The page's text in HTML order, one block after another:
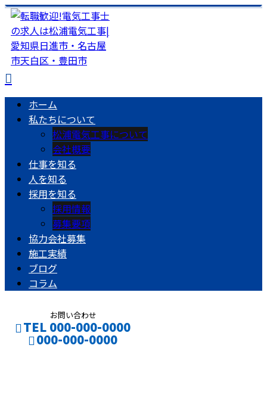
ホーム
私たちについて
松浦電気工事について
会社概要
仕事を知る
人を知る
採用を知る
採用情報
募集要項
協力会社募集
施工実績
ブログ
コラム
お問い合わせ
TEL 000-000-0000
000-000-0000